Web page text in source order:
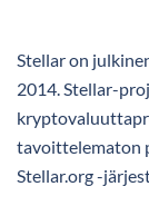
Stellar on
2014. Stellar-
tavoittelematon
Stellar.org -